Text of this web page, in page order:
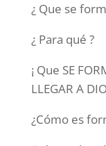
¿ Que se
¿ Para qué ?
¡ Que SE
LLEGAR A
¿Cómo es